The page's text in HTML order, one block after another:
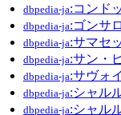
dbpedia-ja:コンド
dbpedia-ja:ゴンサ
dbpedia-ja:サマセ
dbpedia-ja:サン・
dbpedia-ja:サヴォ
dbpedia-ja:シャル
dbpedia-ja:シャル